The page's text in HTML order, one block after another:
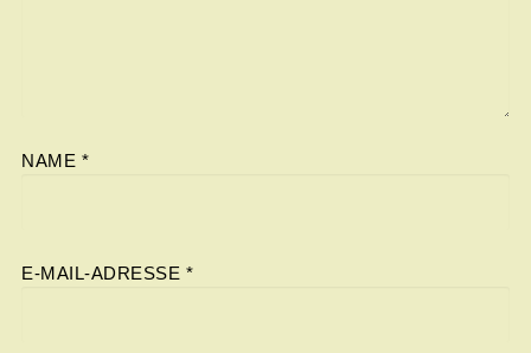
NAME *
E-MAIL-ADRESSE *